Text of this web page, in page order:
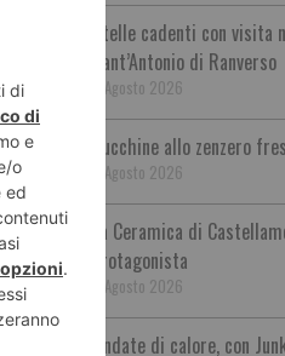
Stelle cadenti con visita
Sant’Antonio di Ranverso
6 Agosto 2026
Zucchine allo zenzero
6 Agosto 2026
La Ceramica di
protagonista
6 Agosto 2026
Ondate di calore, con